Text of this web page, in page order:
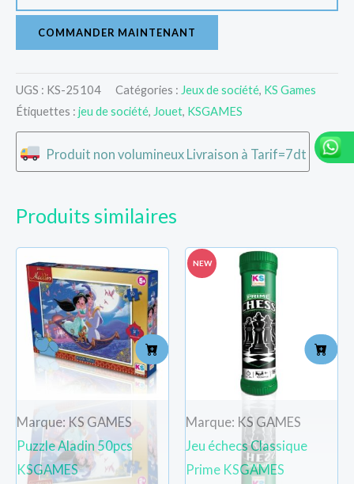
COMMANDER MAINTENANT
UGS : KS-25104 Catégories : Jeux de société, KS Games
Étiquettes : jeu de société, Jouet, KSGAMES
Produit non volumineux Livraison à Tarif=7dt
Produits similaires
Marque: KS GAMES
Puzzle Aladin 50pcs
KSGAMES
NEW
Marque: KS GAMES
Jeu échecs Classique
Prime KSGAMES